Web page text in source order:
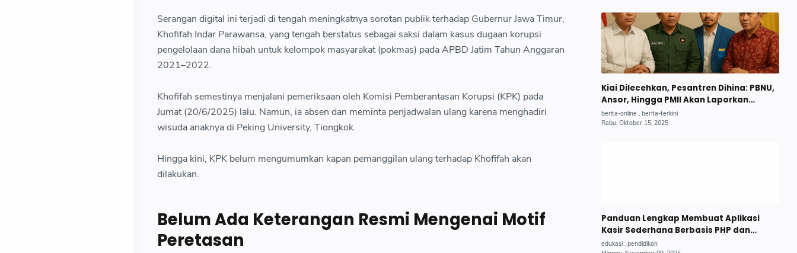
Serangan digital ini terjadi di tengah meningkatnya sorotan publik terhadap Gubernur Jawa Timur,
Khofifah Indar Parawansa, yang tengah berstatus sebagai saksi dalam kasus dugaan korupsi
pengelolaan dana hibah untuk kelompok masyarakat (pokmas) pada APBD Jatim Tahun Anggaran
2021–2022.
Khofifah semestinya menjalani pemeriksaan oleh Komisi Pemberantasan Korupsi (KPK) pada
Jumat (20/6/2025) lalu. Namun, ia absen dan meminta penjadwalan ulang karena menghadiri
wisuda anaknya di Peking University, Tiongkok.
Hingga kini, KPK belum mengumumkan kapan pemanggilan ulang terhadap Khofifah akan
dilakukan.
Belum Ada Keterangan Resmi Mengenai Motif
Peretasan
Kiai Dilecehkan, Pesantren Dihina: PBNU,
Ansor, Hingga PMII Akan Laporkan
Trans7, MUI Minta KPI Bertindak Tegas.
Panduan Lengkap Membuat Aplikasi
Kasir Sederhana Berbasis PHP dan
MySQL untuk UMKM Pemula 2025